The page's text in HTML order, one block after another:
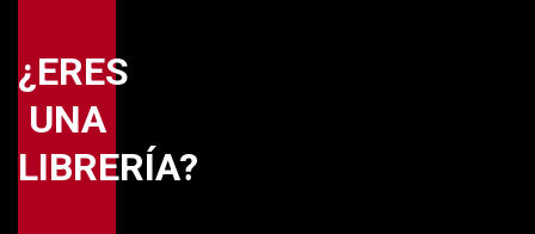
¿ERES
UNA
LIBRERÍA?